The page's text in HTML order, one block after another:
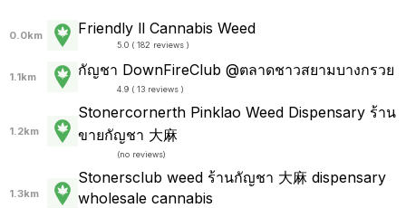
0.0km Friendly ll Cannabis Weed
5.0 ( 182 reviews )
1.1km กัญชา DownFireClub @ตลาดชาวสยามบางกรวย
4.9 ( 13 reviews )
1.2km
Stonercornerth Pinklao Weed Dispensary ร้าน
ขายกัญชา 大麻
(no reviews)
1.3km
Stonersclub weed ร้านกัญชา​ 大麻 dispensary
wholesale cannabis